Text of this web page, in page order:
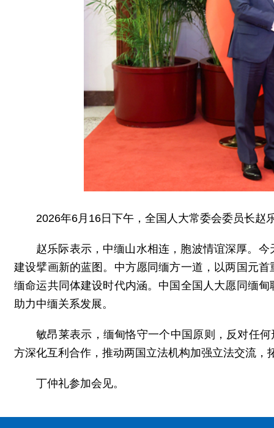
2026年6月16日下午，全国人大常委会委员长赵
赵乐际表示，中缅山水相连，胞波情谊深厚。
建设擘画新的蓝图。中方愿同缅方一道，以两国元
缅命运共同体建设时代内涵。中国全国人大愿同缅
助力中缅关系发展。
敏昂莱表示，缅甸恪守一个中国原则，反对任
方深化互利合作，推动两国立法机构加强立法交流
丁仲礼参加会见。